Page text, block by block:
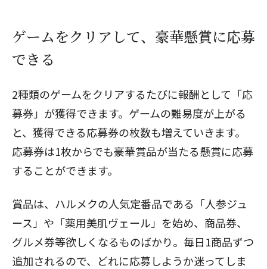
ゲームをクリアして、豪華懸賞に応募
できる
2種類のゲームをクリアするたびに報酬として「応
募券」が獲得できます。ゲームの難易度が上がる
と、獲得できる応募券の枚数も増えていきます。
応募券は1枚からでも豪華賞品が当たる懸賞に応募
することができます。
賞品は、ハルメクの人気定番品である「人参ジュ
ース」や「薬用美肌ヴェール」を始め、商品券、
グルメ券等欲しくなるものばかり。毎日1商品ずつ
追加されるので、どれに応募しようか迷ってしま